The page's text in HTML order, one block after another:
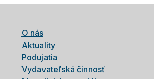
O nás
Aktuality
Podujatia
Vydavateľská činnosť